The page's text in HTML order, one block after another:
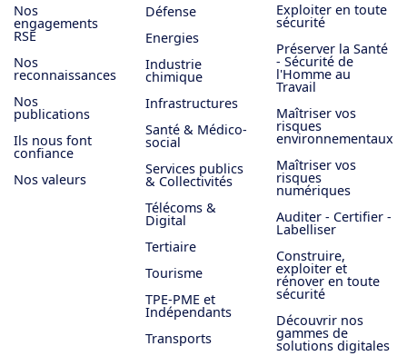
Nos
engagements
RSE
Nos
reconnaissances
Nos
publications
Ils nous font
confiance
Nos valeurs
Défense
Energies
Industrie
chimique
Infrastructures
Santé & Médico-
social
Services publics
& Collectivités
Télécoms &
Digital
Tertiaire
Tourisme
TPE-PME et
Indépendants
Transports
Exploiter en toute
sécurité
Préserver la Santé
- Sécurité de
l'Homme au
Travail
Maîtriser vos
risques
environnementaux
Maîtriser vos
risques
numériques
Auditer - Certifier -
Labelliser
Construire,
exploiter et
rénover en toute
sécurité
Découvrir nos
gammes de
solutions digitales